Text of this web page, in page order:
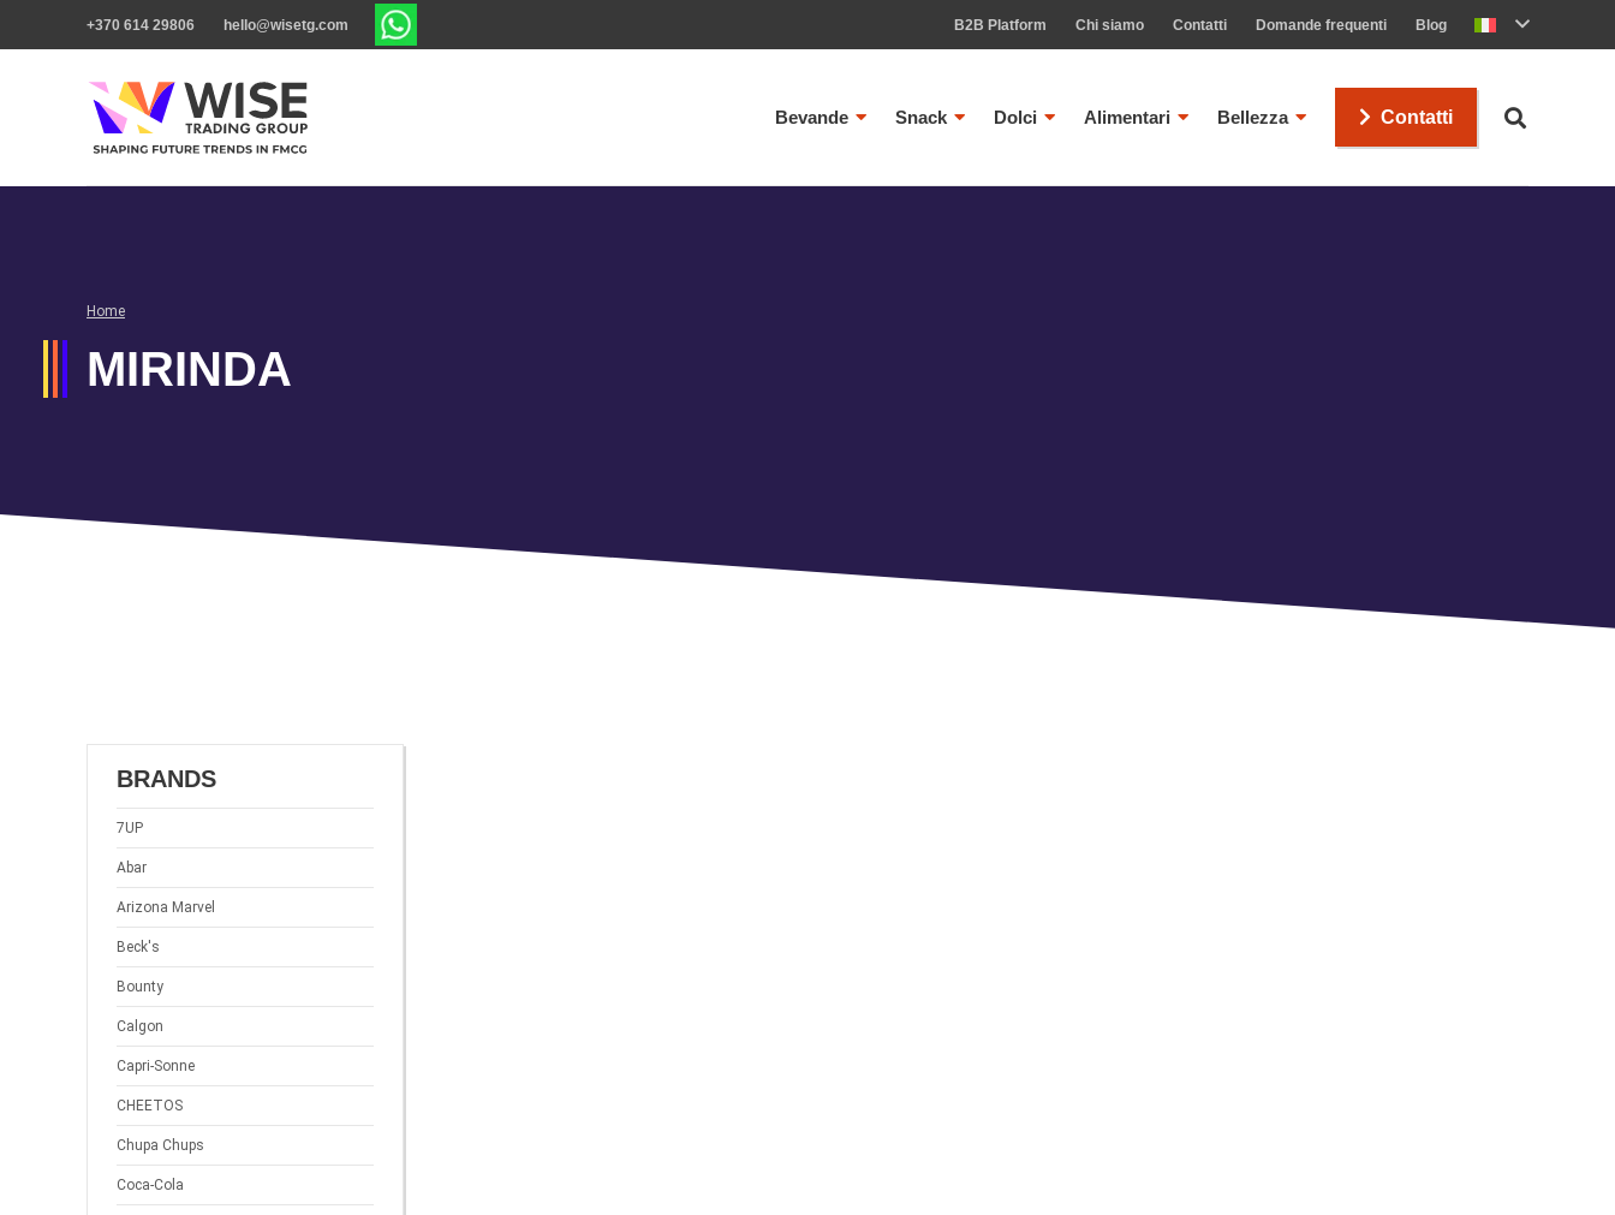
+370 614 29806 hello@wisetg.com B2B Platform Chi siamo Contatti Domande frequenti Blog
Bevande Snack Dolci Alimentari Bellezza Contatti
Home
MIRINDA
BRANDS
7UP
Abar
Arizona Marvel
Beck's
Bounty
Calgon
Capri-Sonne
CHEETOS
Chupa Chups
Coca-Cola